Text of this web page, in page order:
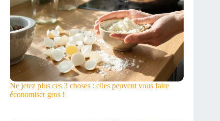
Ne jetez plus ces 3 choses : elles peuvent vous faire
économiser gros !